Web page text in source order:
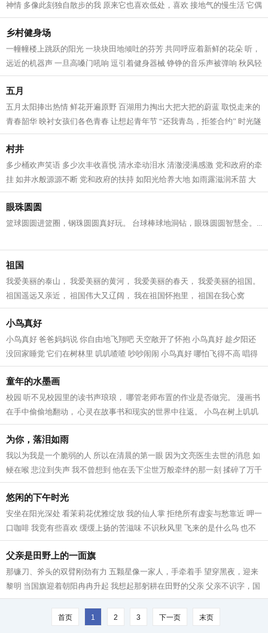
神情 多像此刻独自散步的我 原来它也喜欢低处，喜欢 接地气的慢生活 它偶
尔回头看我 偶尔自言自语啾啾两声...
乡村健身场
一幢幢楼上跳跃的阳光 一块块田地倾吐的芬芳 共同呼应着新鲜的花朵 听，
远近的机器声 一旦高嗓门吼响 逗引着健身器械 铮铮的音乐声被弹响 秋风轻
快，也加入合唱 吹去了田间曾没...
五月
五月太阳捧出热情 鲜花开遍原野 百湖用力掏出大把大把的蔚蓝 取悦走来的
青春韶华 映衬女孩们各色青春 让想起青年节 “还我青岛，拒签合约” 时光隧
道回响着 一场爱国主义学潮 发...
村井
多少桶欢声笑语 多少次丰收喜悦 清水牵动泪水 清澈浸满感激 党和政府的牵
挂 如井水般源源不断 党和政府的扶持 如阳光给养大地 如雨露滋润禾苗 大
爷笑了 大娘笑了 乡亲们笑了 乡村...
眼珠圆圆
篮球圆圆进篮圈，钢珠圆圆真好玩。 台球棒球地洞钻，眼珠圆圆智慧全。...
祖国
我爱美丽的泰山， 我爱美丽的黄河， 我爱美丽的春天， 我爱美丽的祖国。
祖国遥远又亲近， 祖国伟大又辽阔， 我在祖国怀抱里， 祖国在我心窝
窝。...
小鸟真好
小鸟真好 爸爸妈妈说 你自由地飞翔吧 天空敞开了怀抱 小鸟真好 趁夕阳还
没回家睡觉 它们在树林里 叽叽喳喳 吵吵闹闹 小鸟真好 哪怕飞得不高 唱得
不好 老师也不急 妈妈也不恼...
童年的水墨画
校园 听不见校园里的读书声琅琅， 哪管老师布置的作业是否做完。 漫画书
在手中偷偷地翻动， 心灵在故事书和现实的世界中往返。 小鸟在树上叽叽
喳喳地叫， 也想去操场上奔跑和海...
为你，落泪如雨
我以为我是一个脆弱的人 所以在清晨的第一眼 因为文亮医生去世的消息 如
鲠在喉 悲泣到失声 我不曾想到 他在丢下尘世万般牵绊的那一刻 揉碎了万千
人的心 没有一条善良的血脉不疼...
悠闲的下午时光
安坐在阳光深处 看茉莉花优雅绽放 我的仙人掌 拒绝所有虚妄与愁靠近 呷一
口咖啡 我竞有些喜欢 缓缓上扬的苦滋味 不识秋风里 飞来的是什么鸟 也不
知为何 停驻在我的窗沿 对着我不...
父亲是田野上的一面旗
那镰刀、斧头的双臂刚劲有力 五颗星像一家人，手牵着手 望穿黑夜，迎来
黎明 当国旗迎着朝阳冉冉升起 我想起那躬耕在田野的父亲 父亲不识字，国
歌也唱不好 这并不妨碍他“起来”...
首页 1 2 3 下一页 末页